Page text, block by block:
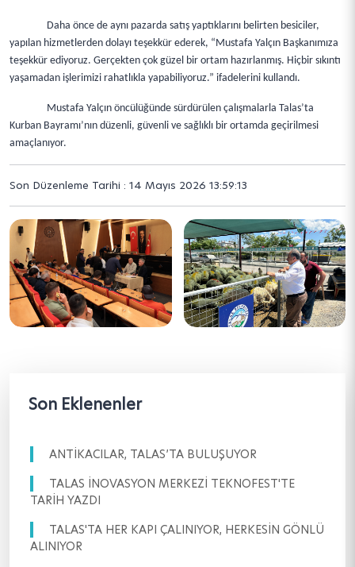
Daha önce de aynı pazarda satış yaptıklarını belirten besiciler,
yapılan hizmetlerden dolayı teşekkür ederek, “Mustafa Yalçın Başkanımıza
teşekkür ediyoruz. Gerçekten çok güzel bir ortam hazırlanmış. Hiçbir sıkıntı
yaşamadan işlerimizi rahatlıkla yapabiliyoruz.” ifadelerini kullandı.
Mustafa Yalçın öncülüğünde sürdürülen çalışmalarla Talas’ta
Kurban Bayramı’nın düzenli, güvenli ve sağlıklı bir ortamda geçirilmesi
amaçlanıyor.
Son Düzenleme Tarihi : 14 Mayıs 2026 13:59:13
Son Eklenenler
ANTİKACILAR, TALAS’TA BULUŞUYOR
TALAS İNOVASYON MERKEZİ TEKNOFEST'TE
TARİH YAZDI
TALAS'TA HER KAPI ÇALINIYOR, HERKESİN GÖNLÜ
ALINIYOR